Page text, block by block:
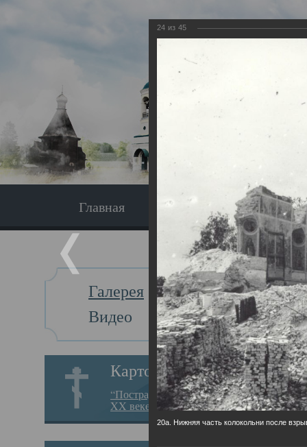
Главная Экскурсия
Галерея
Видео
Картотека
“Пострадавшие за веру в
XX веке на Севере”
Главная
24 из 45
20а. Нижняя часть колокольни после